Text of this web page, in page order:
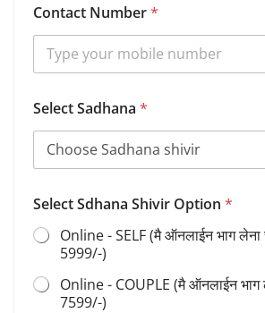
B
h
Contact Number*
Select Sadhana *
Select Sdhana Shivir Option *
Online - SELF (मै ऑनलाईन भाग लेना
5999/-)
Online - COUPLE (मै ऑनलाईन भाग
7599/-)